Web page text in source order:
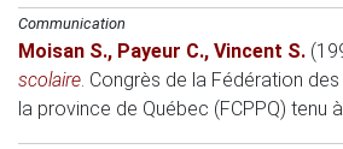
Communication
Moisan S., Payeur C., Vincent S.
scolaire. Congrès de la Fédération
la province de Québec (FCPPQ) tenu